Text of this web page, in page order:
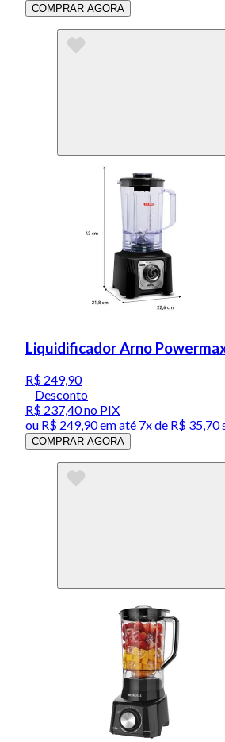
COMPRAR AGORA
Liquidificador Arno
R$ 249,90
Desconto
R$ 237,40no PIX
ou R$ 249,90em até 7x de R$ 35,70
COMPRAR AGORA